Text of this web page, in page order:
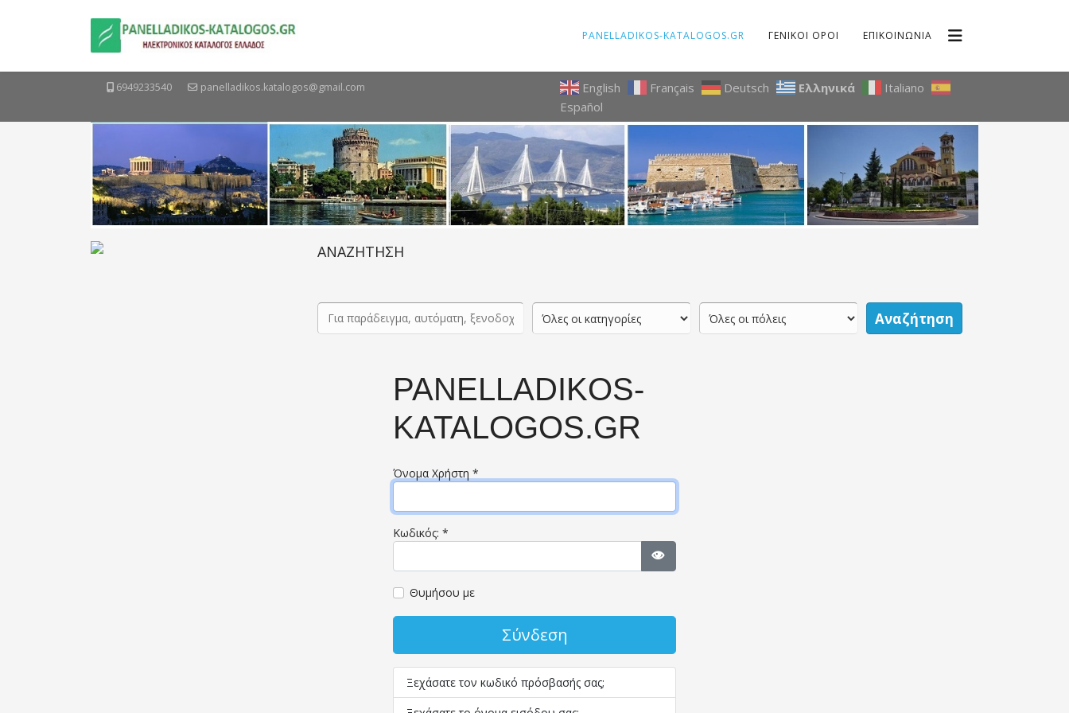
PANELLADIKOS-KATALOGOS.GR ΓΕΝΙΚΟΙ ΟΡΟΙ ΕΠΙΚΟΙΝΩΝΙΑ
6949233540 panelladikos.katalogos@gmail.com English Français Deutsch Ελληνικά
Italiano
Español
ΑΝΑΖΗΤΗΣΗ
Αναζήτηση
PANELLADIKOS-
KATALOGOS.GR
Όνομα Χρήστη *
Κωδικός: *
Εμφάνιση κωδικού
Θυμήσου με
Σύνδεση
Ξεχάσατε τον κωδικό πρόσβασής σας;